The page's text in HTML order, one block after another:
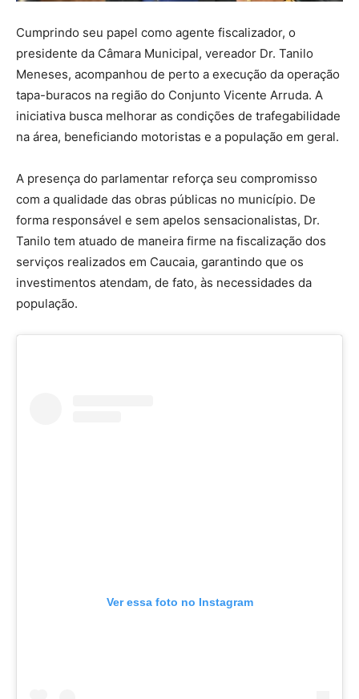
Cumprindo seu papel como agente fiscalizador, o
presidente da Câmara Municipal, vereador Dr. Tanilo
Meneses, acompanhou de perto a execução da operação
tapa-buracos na região do Conjunto Vicente Arruda. A
iniciativa busca melhorar as condições de trafegabilidade
na área, beneficiando motoristas e a população em geral.
A presença do parlamentar reforça seu compromisso
com a qualidade das obras públicas no município. De
forma responsável e sem apelos sensacionalistas, Dr.
Tanilo tem atuado de maneira firme na fiscalização dos
serviços realizados em Caucaia, garantindo que os
investimentos atendam, de fato, às necessidades da
população.
Ver essa foto no Instagram